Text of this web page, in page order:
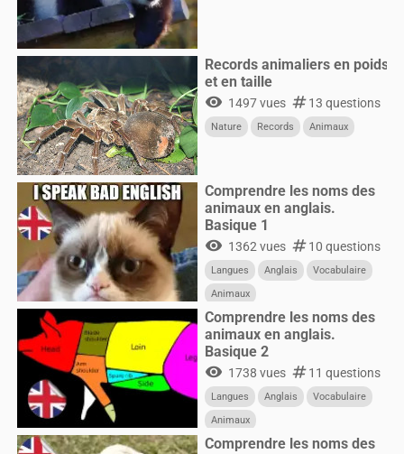
Records animaliers en poids
et en taille
visibility 1497 vues numbers13 questions
Nature Records Animaux
Comprendre les noms des
animaux en anglais.
Basique 1
visibility 1362 vues numbers10 questions
Langues Anglais
Vocabulaire
Animaux
Comprendre les noms des
animaux en anglais.
Basique 2
visibility 1738 vues numbers11 questions
Langues Anglais
Vocabulaire
Animaux
Comprendre les noms des